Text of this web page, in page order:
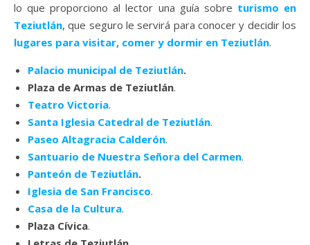
lo que proporciono al lector una guía sobre turismo en
Teziutlán, que seguro le servirá para conocer y decidir los
lugares para visitar, comer y dormir en Teziutlán.
Palacio municipal de Teziutlán.
Plaza de Armas de Teziutlán.
Teatro Victoria.
Santa Iglesia Catedral de Teziutlán.
Paseo Altagracia Calderón.
Santuario de Nuestra Señora del Carmen.
Panteón de Teziutlán.
Iglesia de San Francisco.
Casa de la Cultura.
Plaza Cívica.